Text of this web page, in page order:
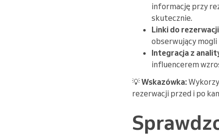
informację przy
skutecznie.
Linki do
obserwujący
Integracja z
influencerem
💡Wskazówka:
rezerwacji przed i po